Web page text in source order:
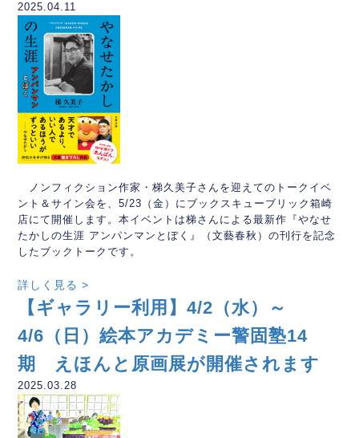
2025.04.11
ノンフィクション作家・梯久美子さんを迎えてのトークイベ
ント＆サイン会を、5/23（金）にブックスキューブリック箱崎
店にて開催します。本イベントは梯さんによる最新作『やなせ
たかしの生涯 アンパンマンとぼく』（文藝春秋）の刊行を記念
したブックトークです。
詳しく見る >
【ギャラリー利用】4/2（水）～
4/6（日）絵本アカデミー警固塾14
期 えほんと原画展が開催されます
2025.03.28